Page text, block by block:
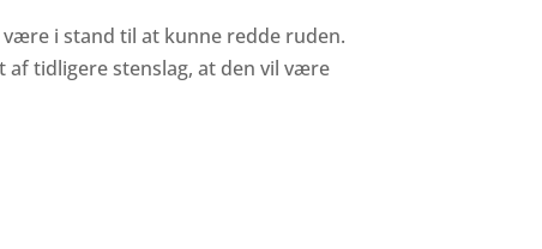
i stand til at kunne redde ruden.
tidligere stenslag, at den vil være